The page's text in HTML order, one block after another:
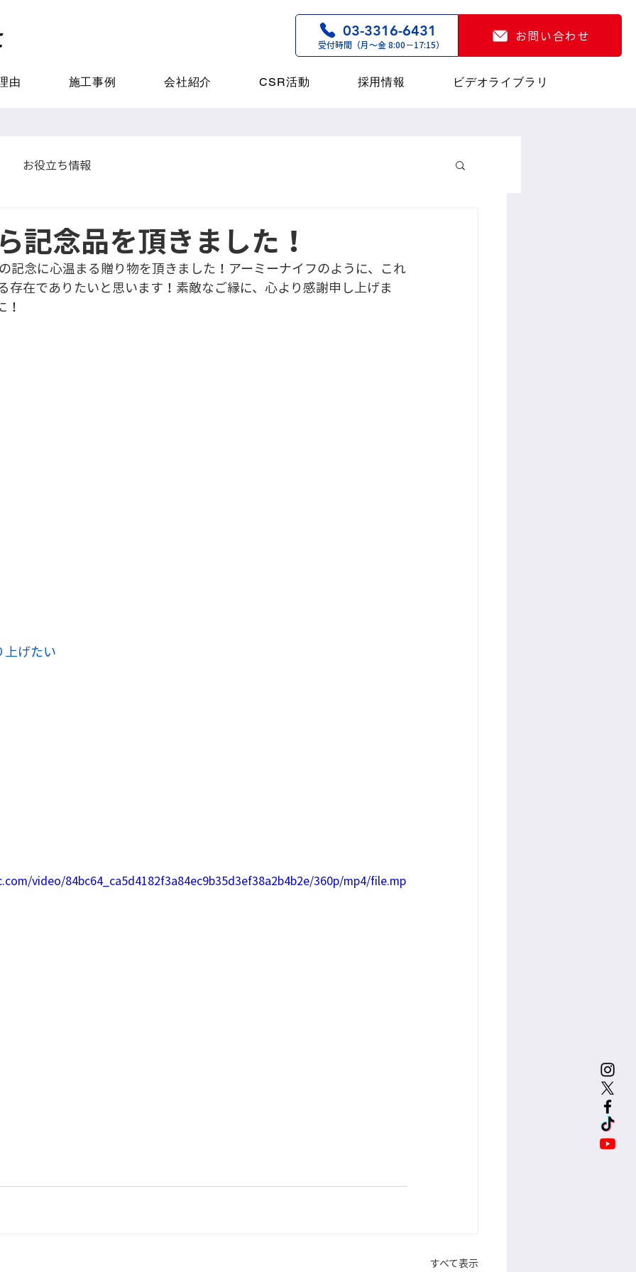
03-3316-6431 お問い合わせ
受付時間（月〜金 8:00−17:15）
由 施工事例 会社紹介 CSR活動 採用情報 ビデオライブラリ
お役立ち情報
記念品を頂きました！
記念に心温まる贈り物を頂きました！アーミーナイフのように、これ
存在でありたいと思います！素敵なご縁に、心より感謝申し上げま
！
げたい
video/84bc64_ca5d4182f3a84ec9b35d3ef38a2b4b2e/360p/mp4/file.mp
すべて表示